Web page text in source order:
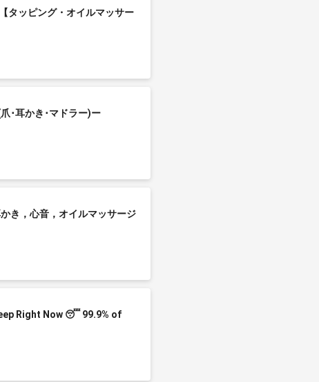
タッピング・オイルマッサー
･耳かき･マドラー)ー
き，心音，オイルマッサージ
Right Now 😴 99.9% of